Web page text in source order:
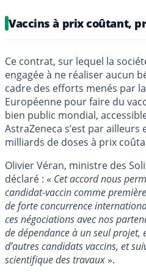
Vaccins à prix coûtant,
Ce contrat, sur lequel la
engagée à ne réaliser aucun
cadre des efforts menés par
Européenne pour faire du
bien public mondial,
AstraZeneca s’est par
milliards de doses à prix
Olivier Véran, ministre des
déclaré : « Cet accord nous
candidat-vaccin comme
de forte concurrence
ces négociations avec nos
de dépendance à un seul projet,
d’autres candidats vaccins, et
scientifique des travaux».